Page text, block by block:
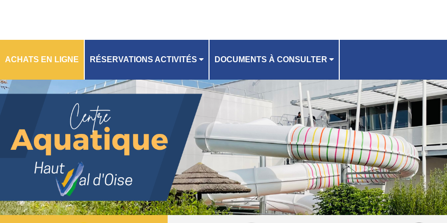
ACHATS EN LIGNE RÉSERVATIONS ACTIVITÉS
PLANNING
DOCUMENTS À CONSULTER
RÈGLEMENT INTÉRIEUR
ACCEPTATION À SIGNER
GUIDE D'UTILISATION
FICHE D'INSCRIPTION ACTIVITÉS